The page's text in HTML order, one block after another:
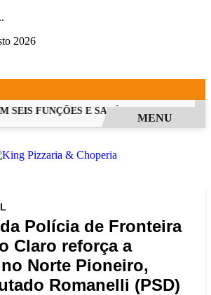
2026
FUNÇÕES E SALÁRIOS QUE CHEGAM
MENU
Polícia de Fronteira
Claro reforça a
Norte Pioneiro,
Romanelli (PSD)